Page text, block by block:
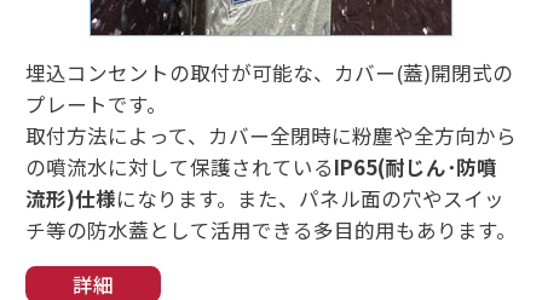
埋込コンセントの取付が可能な、カバー(蓋)開閉式の
プレートです。
取付方法によって、カバー全閉時に粉塵や全方向から
の噴流水に対して保護されているIP65(耐じん･防噴
流形)仕様になります。また、パネル面の穴やスイッ
チ等の防水蓋として活用できる多目的用もあります。
詳細